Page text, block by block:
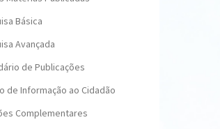
Básica
Avançada
de Publicações
de Informação ao Cidadão
Complementares